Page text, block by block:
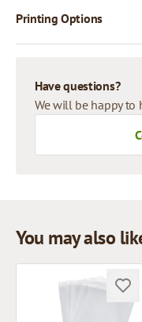
Printing Options
Have questions?
We will be happy to
You may also